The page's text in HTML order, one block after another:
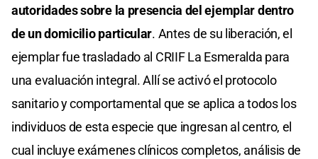
autoridades sobre la presencia del ejemplar dentro
de un domicilio particular. Antes de su liberación, el
ejemplar fue trasladado al CRIIF La Esmeralda para
una evaluación integral. Allí se activó el protocolo
sanitario y comportamental que se aplica a todos los
individuos de esta especie que ingresan al centro, el
cual incluye exámenes clínicos completos, análisis de